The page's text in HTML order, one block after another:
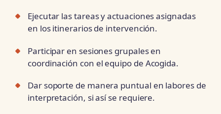
Ejecutar las tareas y actuaciones asignadas
en los itinerarios de intervención.
Participar en sesiones grupales en
coordinación con el equipo de Acogida.
Dar soporte de manera puntual en labores de
interpretación, si así se requiere.